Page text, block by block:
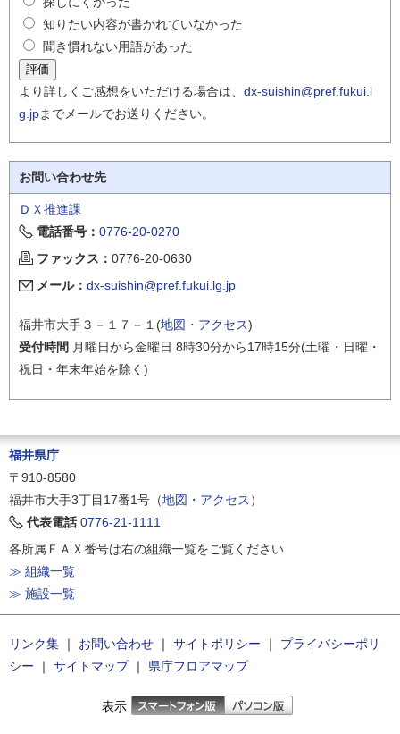
知りたい内容が書かれていなかった
聞き慣れない用語があった
より詳しくご感想をいただける場合は、 dx-suishin@pref.fukui.l
g.jpまでメールでお送りください。
お問い合わせ先
ＤＸ推進課
電話番号： 0776-20-0270
ファックス： 0776-20-0630
メール： dx-suishin@pref.fukui.lg.jp
福井市大手３－１７－１(地図・アクセス)
受付時間 月曜日から金曜日 8時30分から17時15分(土曜・日曜・
祝日・年末年始を除く)
福井県庁
〒910-8580
福井市大手3丁目17番1号（地図・アクセス ）
代表電話 0776-21-1111
各所属ＦＡＸ番号は右の組織一覧をご覧ください
≫ 組織一覧
≫ 施設一覧
リンク集 ｜ お問い合わせ ｜ サイトポリシー ｜
プライバシーポリ
シー ｜ サイトマップ｜ 県庁フロアマップ
表示